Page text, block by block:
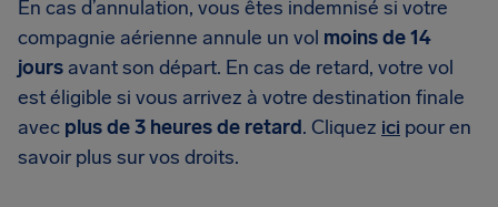
En cas d’annulation, vous êtes indemnisé si votre
compagnie aérienne annule un vol moins de 14
jours avant son départ. En cas de retard, votre vol
est éligible si vous arrivez à votre destination finale
avec plus de 3 heures de retard. Cliquez ici pour en
savoir plus sur vos droits.